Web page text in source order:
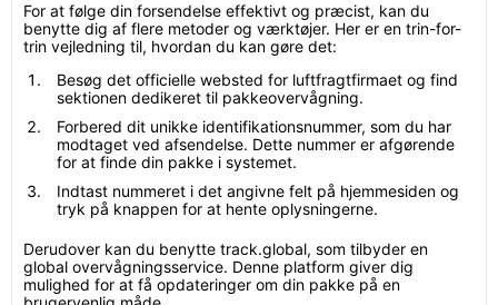
For at følge din forsendelse effektivt og præcist, kan du
benytte dig af flere metoder og værktøjer. Her er en trin-for-
trin vejledning til, hvordan du kan gøre det:
Besøg det officielle websted for luftfragtfirmaet og find
sektionen dedikeret til pakkeovervågning.
Forbered dit unikke identifikationsnummer, som du har
modtaget ved afsendelse. Dette nummer er afgørende
for at finde din pakke i systemet.
Indtast nummeret i det angivne felt på hjemmesiden og
tryk på knappen for at hente oplysningerne.
Derudover kan du benytte track.global, som tilbyder en
global overvågningsservice. Denne platform giver dig
mulighed for at få opdateringer om din pakke på en